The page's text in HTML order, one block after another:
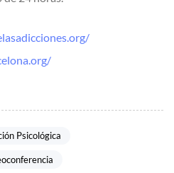
Psicológica